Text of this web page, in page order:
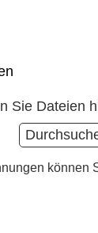
Sie Dateien
können